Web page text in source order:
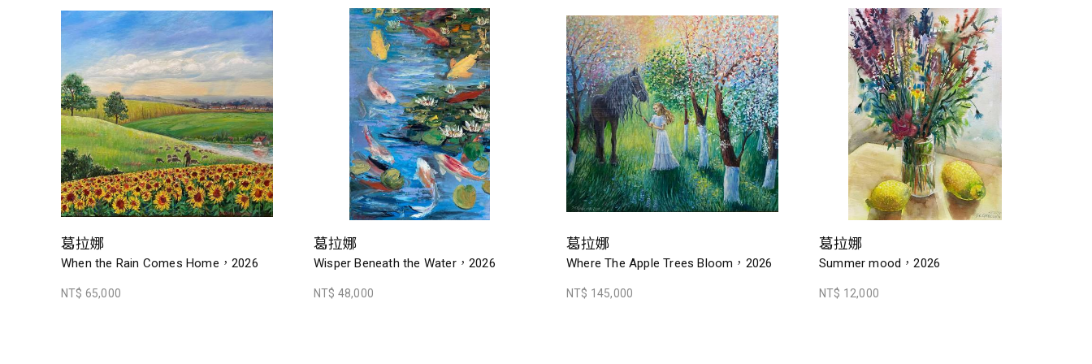
葛拉娜
When the Rain Comes Home，2026
NT$ 65,000
葛拉娜
Wisper Beneath the Water，2026
NT$ 48,000
葛拉娜
Where The Apple Trees Bloom，2026
NT$ 145,000
葛拉娜
Summer mood，2026
NT$ 12,000